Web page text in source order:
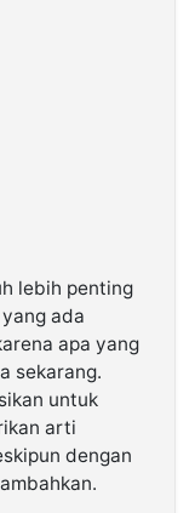
lebih penting
ada
apa yang
sekarang.
untuk
arti
dengan